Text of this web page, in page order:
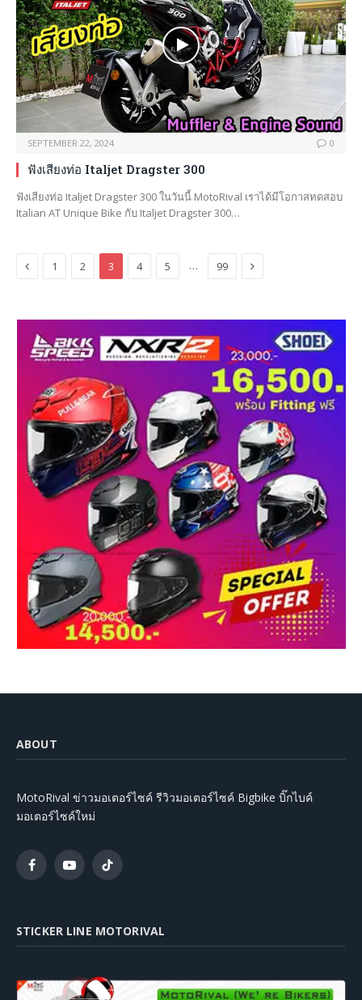
SEPTEMBER 22, 2024 0
ฟังเสียงท่อ Italjet Dragster 300
ฟังเสียงท่อ Italjet Dragster 300 ในวันนี้ MotoRival เราได้มีโอกาสทดสอบ
Italian AT Unique Bike กับ Italjet Dragster 300…
Previous
1 2 3 4 5 … 99 Next
ABOUT
MotoRival ข่าวมอเตอร์ไซค์ รีวิวมอเตอร์ไซค์ Bigbike บิ๊กไบค์
มอเตอร์ไซค์ใหม่
FacebookYouTubeTikTok
STICKER LINE MOTORIVAL